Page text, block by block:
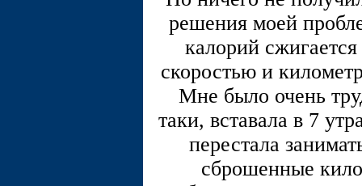
решения моей
калорий
скоростью и
Мне было очень
таки, вставала в 7
перестала
сброшенные